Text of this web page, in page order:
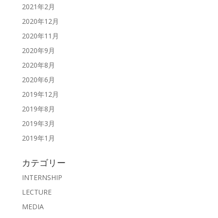
2021年2月
2020年12月
2020年11月
2020年9月
2020年8月
2020年6月
2019年12月
2019年8月
2019年3月
2019年1月
カテゴリー
INTERNSHIP
LECTURE
MEDIA